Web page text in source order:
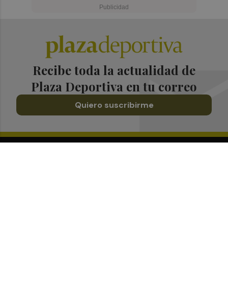
Recibe toda la actualidad de
Plaza Deportiva en tu correo
Quiero suscribirme